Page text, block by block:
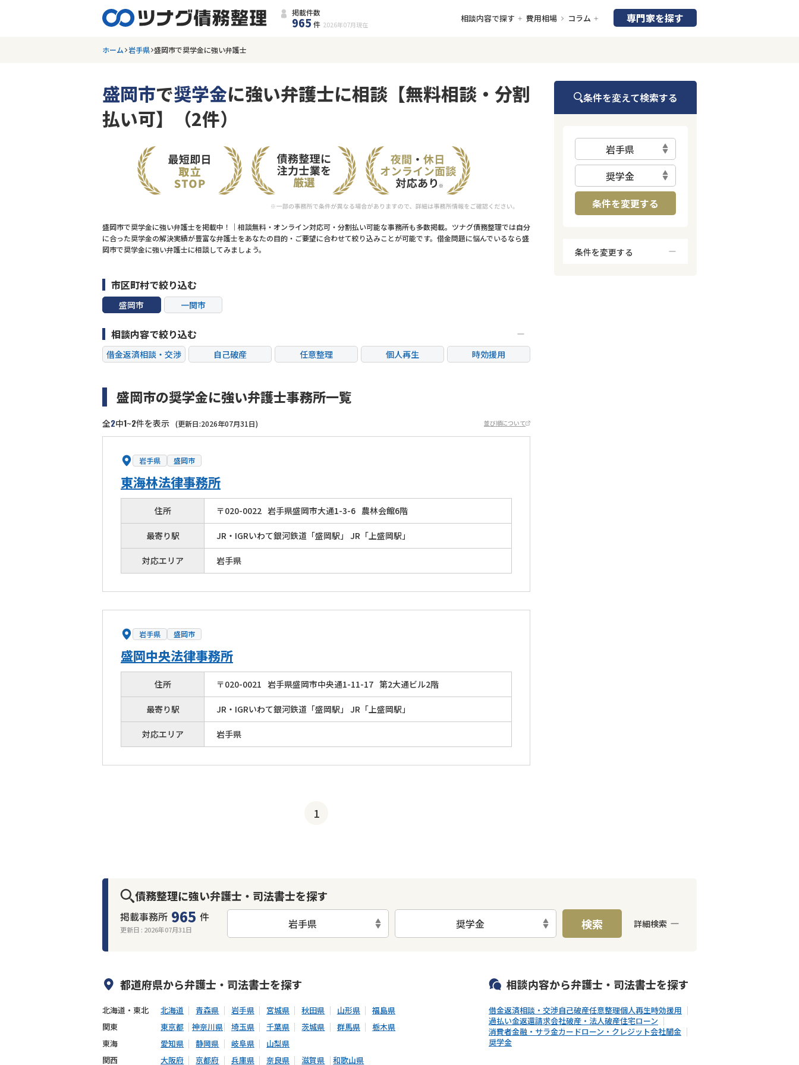
掲載件数
965 件 2026年07月 現在
相談内容で探す 費用相場 コラム 専門家を探す
ホーム 岩手県 盛岡市で奨学金に強い弁護士
盛岡市で奨学金に強い弁護士に相談【無料相談・分割
払い可】（2件）
盛岡市で奨学金に強い弁護士を掲載中！｜相談無料・オンライン対応可・分割払い可能な事務所も多数掲載。ツナグ債務整理では自分
に合った奨学金の解決実績が豊富な弁護士をあなたの目的・ご要望に合わせて絞り込みことが可能です。借金問題に悩んでいるなら盛
岡市で奨学金に強い弁護士に相談してみましょう。
市区町村で絞り込む
盛岡市 一関市
相談内容で絞り込む
借金返済相談・交渉 自己破産 任意整理 個人再生
時効援用
闇金
奨学金
盛岡市の奨学金に強い弁護士事務所一覧
全2中1~2件を表示 (更新日:2026年07月31日) 並び順について
岩手県 盛岡市
東海林法律事務所
住所 〒020-0022 岩手県盛岡市大通1-3-6 農林会館6階
最寄り駅 JR・IGRいわて銀河鉄道「盛岡駅」 JR「上盛岡駅」
対応エリア 岩手県
岩手県 盛岡市
盛岡中央法律事務所
住所 〒020-0021 岩手県盛岡市中央通1-11-17 第2大通ビル2階
最寄り駅 JR・IGRいわて銀河鉄道「盛岡駅」 JR「上盛岡駅」
対応エリア 岩手県
1
条件を変えて検索する
岩手県
奨学金
条件を変更する
条件を変更する
債務整理に強い弁護士・司法書士を探す
掲載事務所 965 件
更新日 : 2026年07月31日 岩手県 奨学金 検索 詳細検索
都道府県から弁護士・司法書士を探す
北海道・東北 北海道 青森県 岩手県 宮城県 秋田県 山形県
福島県
関東
東京都 神奈川県 埼玉県 千葉県 茨城県 群馬県
栃木県
東海
愛知県 静岡県 岐阜県
山梨県
関西
大阪府 京都府 兵庫県 奈良県 滋賀県 和歌山県
相談内容から弁護士・司法書士を探す
借金返済相談・交渉自己破産任意整理個人再生時効援用
過払い金返還請求会社破産・法人破産住宅ローン
消費者金融・サラ金カードローン・クレジット会社闇金
奨学金